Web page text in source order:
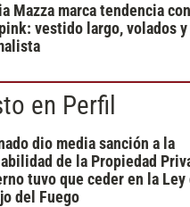
Mazza marca tendencia
vestido largo, volados
en Perfil
dio media sanción a la
de la Propiedad
tuvo que ceder en la Ley
del Fuego